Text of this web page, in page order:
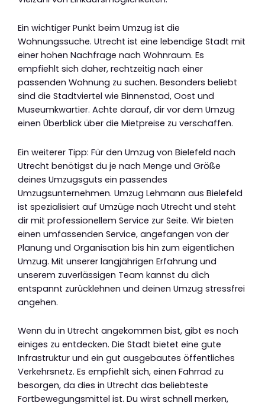
Ein wichtiger Punkt beim Umzug ist die
Wohnungssuche. Utrecht ist eine lebendige Stadt mit
einer hohen Nachfrage nach Wohnraum. Es
empfiehlt sich daher, rechtzeitig nach einer
passenden Wohnung zu suchen. Besonders beliebt
sind die Stadtviertel wie Binnenstad, Oost und
Museumkwartier. Achte darauf, dir vor dem Umzug
einen Überblick über die Mietpreise zu verschaffen.
Ein weiterer Tipp: Für den Umzug von Bielefeld nach
Utrecht benötigst du je nach Menge und Größe
deines Umzugsguts ein passendes
Umzugsunternehmen. Umzug Lehmann aus Bielefeld
ist spezialisiert auf Umzüge nach Utrecht und steht
dir mit professionellem Service zur Seite. Wir bieten
einen umfassenden Service, angefangen von der
Planung und Organisation bis hin zum eigentlichen
Umzug. Mit unserer langjährigen Erfahrung und
unserem zuverlässigen Team kannst du dich
entspannt zurücklehnen und deinen Umzug stressfrei
angehen.
Wenn du in Utrecht angekommen bist, gibt es noch
einiges zu entdecken. Die Stadt bietet eine gute
Infrastruktur und ein gut ausgebautes öffentliches
Verkehrsnetz. Es empfiehlt sich, einen Fahrrad zu
besorgen, da dies in Utrecht das beliebteste
Fortbewegungsmittel ist. Du wirst schnell merken,